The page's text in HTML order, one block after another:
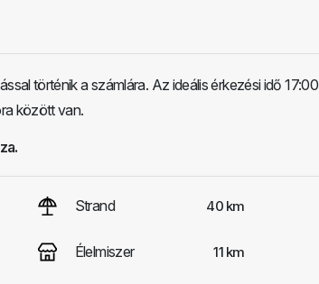
történik a számlára. Az ideális érkezési idő 17:00
között van.
Strand 40 km
Élelmiszer 11 km